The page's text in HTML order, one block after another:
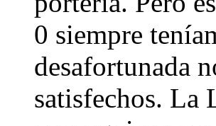
0 siempre
desafortunada
satisfechos. La